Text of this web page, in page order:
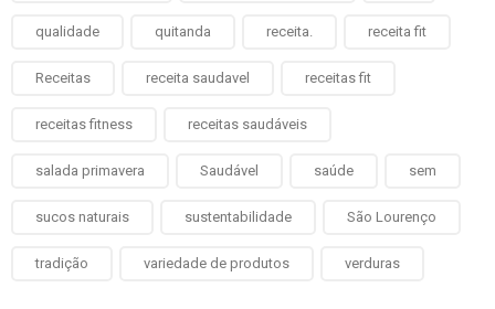
qualidade quitanda receita. receita fit
Receitas receita saudavel receitas fit
receitas fitness receitas saudáveis
salada primavera Saudável saúde sem
sucos naturais sustentabilidade São Lourenço
tradição variedade de produtos verduras